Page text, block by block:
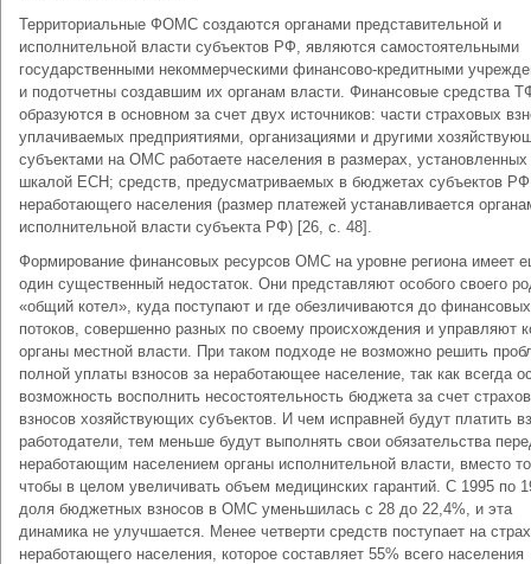
Территориальные ФОМС создаются органами представительной и
исполнительной власти субъектов РФ, являются самостоятельными
государственными некоммерческими финансово-кредитными
и подотчетны создавшим их органам власти. Финансовые средства
образуются в основном за счет двух источников: части страховых
уплачиваемых предприятиями, организациями и другими
субъектами на ОМС работаете населения в размерах, установленных
шкалой ЕСН; средств, предусматриваемых в бюджетах субъектов
неработающего населения (размер платежей устанавливается
исполнительной власти субъекта РФ) [26, c. 48].
Формирование финансовых ресурсов ОМС на уровне региона имеет
один существенный недостаток. Они представляют особого своего
«общий котел», куда поступают и где обезличиваются до финансовых
потоков, совершенно разных по своему происхождения и управляют
органы местной власти. При таком подходе не возможно решить
полной уплаты взносов за неработающее население, так как всегда
возможность восполнить несостоятельность бюджета за счет
взносов хозяйствующих субъектов. И чем исправней будут платить
работодатели, тем меньше будут выполнять свои обязательства
неработающим населением органы исполнительной власти, вместо
чтобы в целом увеличивать объем медицинских гарантий. С 1995 по
доля бюджетных взносов в ОМС уменьшилась с 28 до 22,4%, и эта
динамика не улучшается. Менее четверти средств поступает на
неработающего населения, которое составляет 55% всего населения